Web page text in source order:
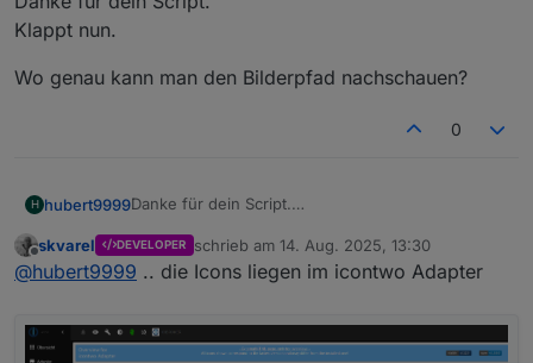
Klappt nun.
Wo genau kann man den Bilderpfad nachschauen?
0
H hubert9999Danke für dein Script.
Wo genau kann man den Bilderpfad nachschauen?
Offline
skvarel DEVELOPER schrieb am 14. Aug. 2025, 13:30
zuletzt editiert von
@hubert9999 .. die Icons liegen im icontwo Adapter